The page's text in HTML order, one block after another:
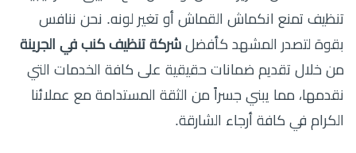
تنظيف تمنع انكماش القماش أو تغير لونه. نحن ننافس
بقوة لتصدر المشهد كأفضل شركة تنظيف كنب في الجرينة
من خلال تقديم ضمانات حقيقية على كافة الخدمات التي
نقدمها، مما يبني جسراً من الثقة المستدامة مع عملائنا
الكرام في كافة أرجاء الشارقة.